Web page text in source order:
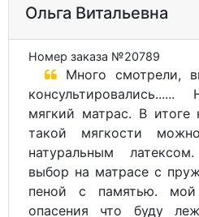
Ольга Витальевна
Номер заказа №20789
Много смотрели,
мягкий матрас. В итоге
такой мягкости
натуральным
выбор на матрасе с
пеной с памятью.
опасения что буду